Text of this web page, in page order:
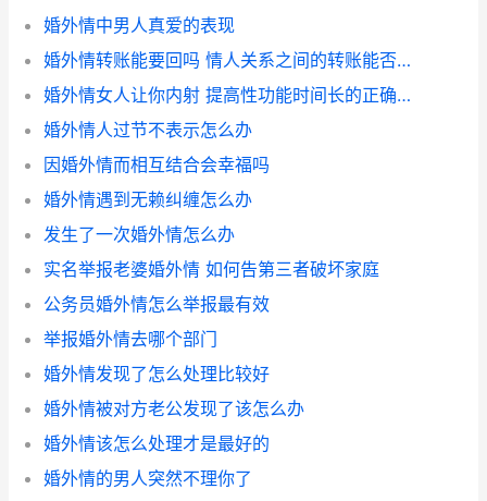
婚外情中男人真爱的表现
婚外情转账能要回吗 情人关系之间的转账能否要回
婚外情女人让你内射 提高性功能时间长的正确做法
婚外情人过节不表示怎么办
因婚外情而相互结合会幸福吗
婚外情遇到无赖纠缠怎么办
发生了一次婚外情怎么办
实名举报老婆婚外情 如何告第三者破坏家庭
公务员婚外情怎么举报最有效
举报婚外情去哪个部门
婚外情发现了怎么处理比较好
婚外情被对方老公发现了该怎么办
婚外情该怎么处理才是最好的
婚外情的男人突然不理你了